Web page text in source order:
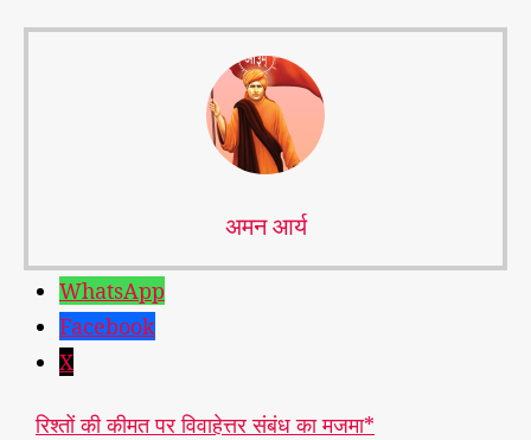
अमन आर्य
WhatsApp
Facebook
X
रिश्तों की कीमत पर विवाहेत्तर संबंध का मजमा*